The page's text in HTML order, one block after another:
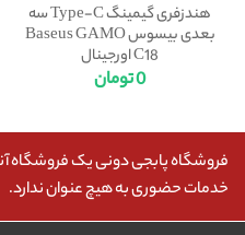
هندزفری گیمینگ Type-C سه
بعدی بیسوس Baseus GAMO
C18 اورجینال
0تومان
فروشگاه پابجی دونی یک فروشگاه
خدمات حضوری به هیچ عنوان ندارد.